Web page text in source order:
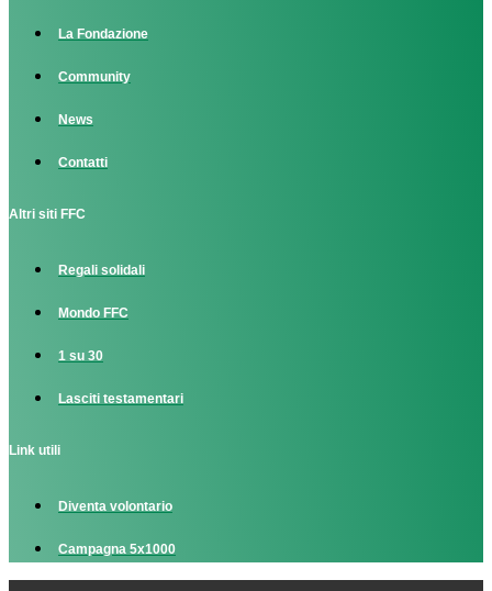
La Fondazione
Community
News
Contatti
Altri siti FFC
Regali solidali
Mondo FFC
1 su 30
Lasciti testamentari
Link utili
Diventa volontario
Campagna 5x1000